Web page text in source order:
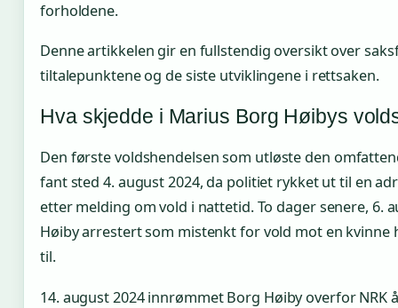
forholdene.
Denne artikkelen gir en fullstendig oversikt over
tiltalepunktene og de siste utviklingene i rettsaken.
Hva skjedde i Marius Borg Høibys
Den første voldshendelsen som utløste den
fant sted 4. august 2024, da politiet rykket ut til en
etter melding om vold i nattetid. To dager senere, 6.
Høiby arrestert som mistenkt for vold mot en kvinne
til.
14. august 2024 innrømmet Borg Høiby overfor NRK